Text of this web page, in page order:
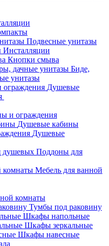
Подвесные унитазы
Инсталляции
Кнопки смыва
Биде,
унитазы
Душевые
и ограждения
Душевые кабины
Душевые
Поддоны для
Мебель для ванной
комнаты
Тумбы под раковину
Шкафы напольные
Шкафы зеркальные
Шкафы навесные